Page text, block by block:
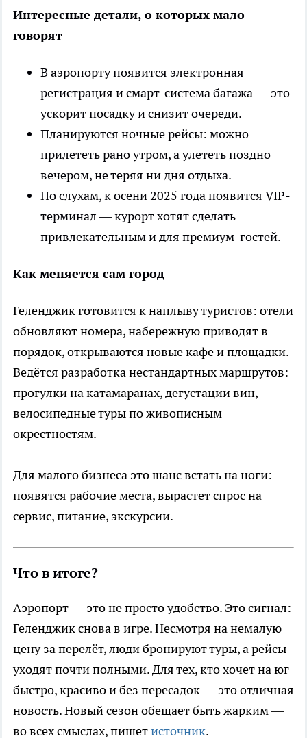
Интересные детали, о которых мало
говорят
В аэропорту появится электронная
регистрация и смарт-система багажа — это
ускорит посадку и снизит очереди.
Планируются ночные рейсы: можно
прилететь рано утром, а улететь поздно
вечером, не теряя ни дня отдыха.
По слухам, к осени 2025 года появится VIP-
терминал — курорт хотят сделать
привлекательным и для премиум-гостей.
Как меняется сам город
Геленджик готовится к наплыву туристов: отели
обновляют номера, набережную приводят в
порядок, открываются новые кафе и площадки.
Ведётся разработка нестандартных маршрутов:
прогулки на катамаранах, дегустации вин,
велосипедные туры по живописным
окрестностям.
Для малого бизнеса это шанс встать на ноги:
появятся рабочие места, вырастет спрос на
сервис, питание, экскурсии.
Что в итоге?
Аэропорт — это не просто удобство. Это сигнал:
Геленджик снова в игре. Несмотря на немалую
цену за перелёт, люди бронируют туры, а рейсы
уходят почти полными. Для тех, кто хочет на юг
быстро, красиво и без пересадок — это отличная
новость. Новый сезон обещает быть жарким —
во всех смыслах, пишетисточник.